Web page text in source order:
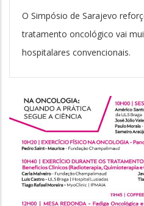
O Simpósio de Sarajevo
tratamento oncológico vai
hospitalares convencionais.